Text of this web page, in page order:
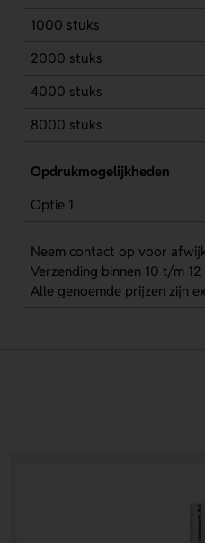
1000 stuks
2000 stuks
4000 stuks
8000 stuks
Opdrukmogelijkheden
Optie 1
Neem contact op voor
Verzending binnen 10 t/m
Alle genoemde prijzen zijn